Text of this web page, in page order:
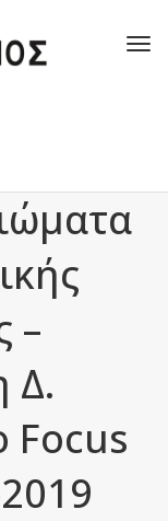
–
Δ.
Focus